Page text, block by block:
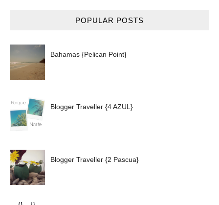
POPULAR POSTS
Bahamas {Pelican Point}
Blogger Traveller {4 AZUL}
Blogger Traveller {2 Pascua}